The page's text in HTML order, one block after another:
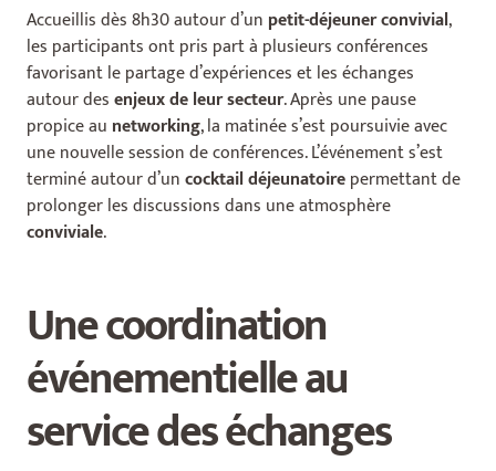
Accueillis dès 8h30 autour d’un petit-déjeuner convivial,
les participants ont pris part à plusieurs conférences
favorisant le partage d’expériences et les échanges
autour desenjeux de leur secteur. Après une pause
propice au networking, la matinée s’est poursuivie avec
une nouvelle session de conférences. L’événement s’est
terminé autour d’uncocktail déjeunatoirepermettant de
prolonger les discussions dans une atmosphère
conviviale.
Une coordination
événementielle au
service des échanges